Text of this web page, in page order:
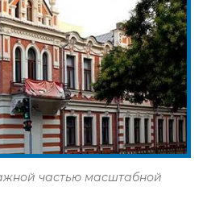
частью масштабной